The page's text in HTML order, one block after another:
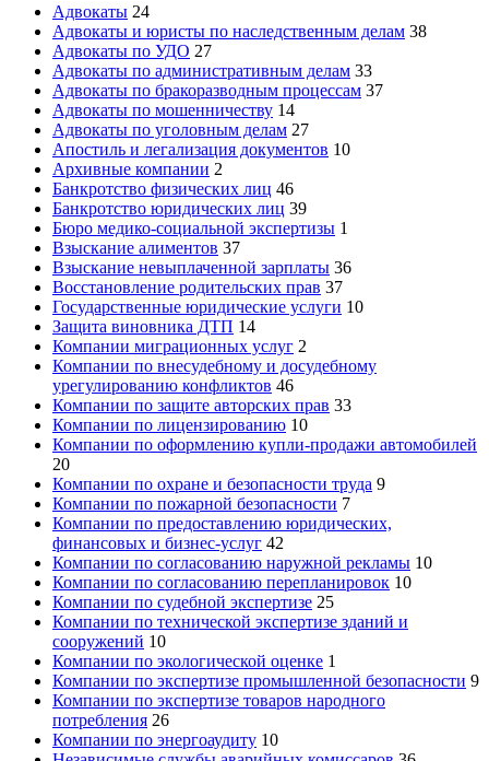
Адвокаты 24
Адвокаты и юристы по наследственным делам 38
Адвокаты по УДО 27
Адвокаты по административным делам 33
Адвокаты по бракоразводным процессам 37
Адвокаты по мошенничеству 14
Адвокаты по уголовным делам 27
Апостиль и легализация документов 10
Архивные компании 2
Банкротство физических лиц 46
Банкротство юридических лиц 39
Бюро медико-социальной экспертизы 1
Взыскание алиментов 37
Взыскание невыплаченной зарплаты 36
Восстановление родительских прав 37
Государственные юридические услуги 10
Защита виновника ДТП 14
Компании миграционных услуг 2
Компании по внесудебному и досудебному
урегулированию конфликтов 46
Компании по защите авторских прав 33
Компании по лицензированию 10
Компании по оформлению купли-продажи автомобилей
20
Компании по охране и безопасности труда 9
Компании по пожарной безопасности 7
Компании по предоставлению юридических,
финансовых и бизнес-услуг 42
Компании по согласованию наружной рекламы 10
Компании по согласованию перепланировок 10
Компании по судебной экспертизе 25
Компании по технической экспертизе зданий и
сооружений 10
Компании по экологической оценке 1
Компании по экспертизе промышленной безопасности 9
Компании по экспертизе товаров народного
потребления 26
Компании по энергоаудиту 10